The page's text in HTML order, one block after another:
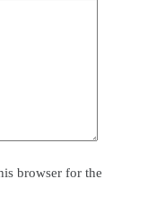
browser for the